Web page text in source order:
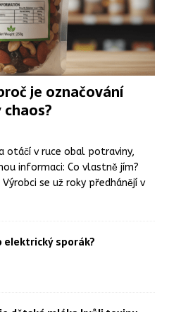
je označování
otáčí v ruce obal potraviny,
informaci: Co vlastně jím?
se už roky předhánějí v
elektrický sporák?